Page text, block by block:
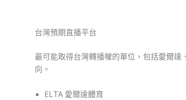
台灣預期直播平台
最可能取得台灣轉播權的單位，包括愛爾
向。
ELTA 愛爾達體育